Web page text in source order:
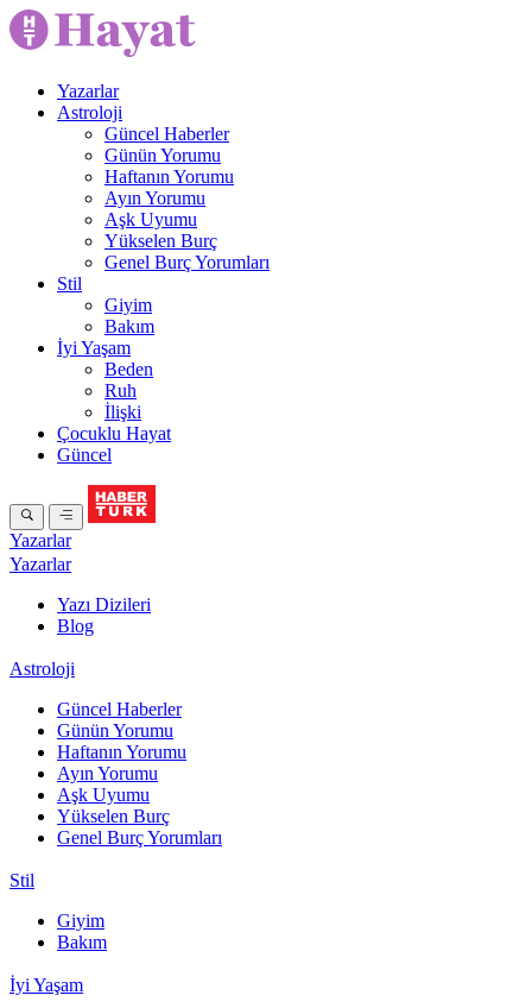
Yazarlar
Astroloji
Güncel Haberler
Günün Yorumu
Haftanın Yorumu
Ayın Yorumu
Aşk Uyumu
Yükselen Burç
Genel Burç Yorumları
Stil
Giyim
Bakım
İyi Yaşam
Beden
Ruh
İlişki
Çocuklu Hayat
Güncel
Yazarlar
Yazarlar
Yazı Dizileri
Blog
Astroloji
Güncel Haberler
Günün Yorumu
Haftanın Yorumu
Ayın Yorumu
Aşk Uyumu
Yükselen Burç
Genel Burç Yorumları
Stil
Giyim
Bakım
İyi Yaşam